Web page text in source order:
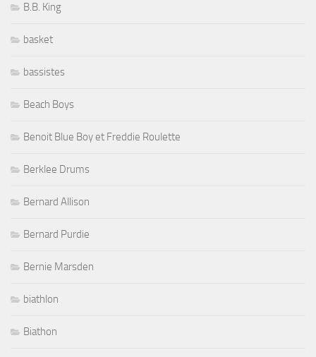
B.B. King
basket
bassistes
Beach Boys
Benoit Blue Boy et Freddie Roulette
Berklee Drums
Bernard Allison
Bernard Purdie
Bernie Marsden
biathlon
Biathon